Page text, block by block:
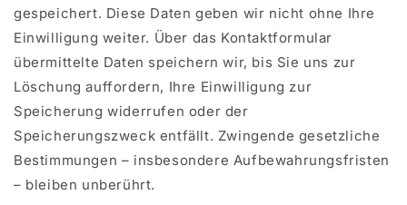
gespeichert. Diese Daten geben wir nicht ohne Ihre
Einwilligung weiter. Über das Kontaktformular
übermittelte Daten speichern wir, bis Sie uns zur
Löschung auffordern, Ihre Einwilligung zur
Speicherung widerrufen oder der
Speicherungszweck entfällt. Zwingende gesetzliche
Bestimmungen – insbesondere Aufbewahrungsfristen
– bleiben unberührt.